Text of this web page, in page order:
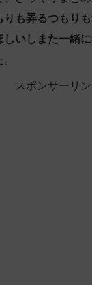
りも弄るつもり
しいしまた一緒
スポンサーリン